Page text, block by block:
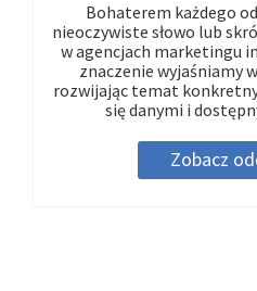
Bohaterem każdego
nieoczywiste słowo lub
w agencjach marketingu
znaczenie wyjaśniamy
rozwijając temat
się danymi i
Zobacz